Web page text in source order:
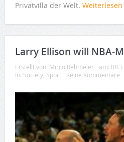
Privatvilla der Welt. Weiterlesen
Larry Ellison will NBA-
Erstellt von: Mirco Rehmeier am: 08.
In: Society, Sport Keine Kommentare